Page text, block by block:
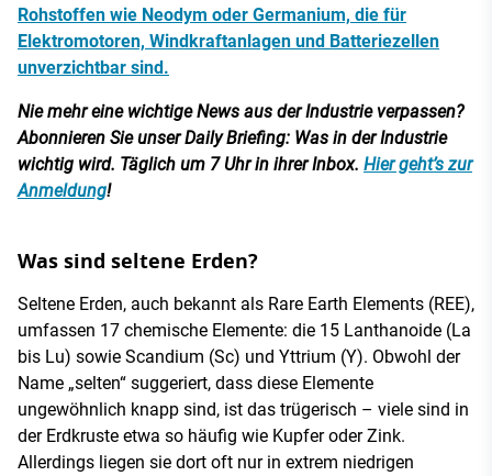
Rohstoffen wie Neodym oder Germanium, die für
Elektromotoren, Windkraftanlagen und Batteriezellen
unverzichtbar sind.
Nie mehr eine wichtige News aus der Industrie verpassen?
Abonnieren Sie unser Daily Briefing: Was in der Industrie
wichtig wird. Täglich um 7 Uhr in ihrer Inbox. Hier geht’s zur
Anmeldung!
Was sind seltene Erden?
Seltene Erden, auch bekannt als Rare Earth Elements (REE),
umfassen 17 chemische Elemente: die 15 Lanthanoide (La
bis Lu) sowie Scandium (Sc) und Yttrium (Y). Obwohl der
Name „selten“ suggeriert, dass diese Elemente
ungewöhnlich knapp sind, ist das trügerisch – viele sind in
der Erdkruste etwa so häufig wie Kupfer oder Zink.
Allerdings liegen sie dort oft nur in extrem niedrigen